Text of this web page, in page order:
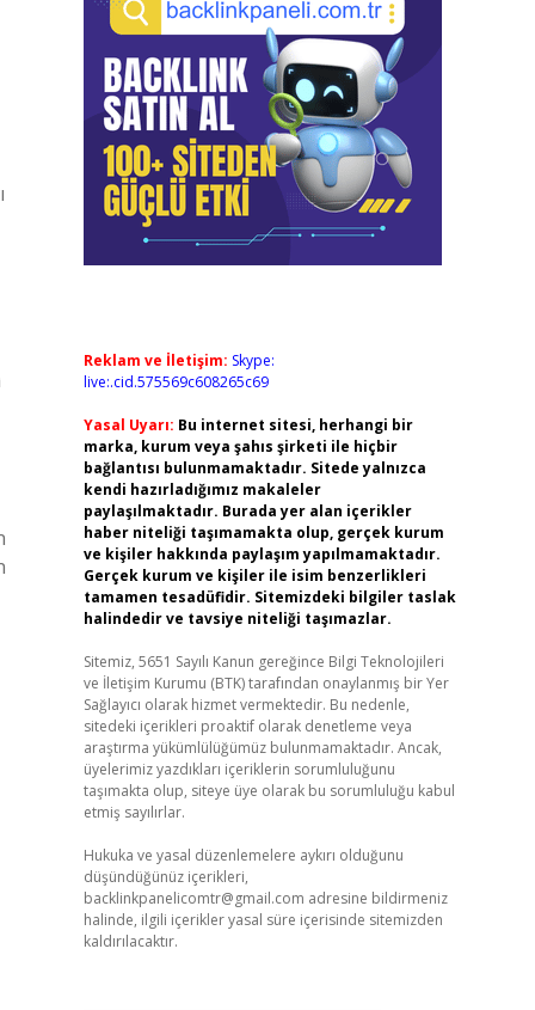
Reklam ve İletişim: Skype:
live:.cid.575569c608265c69
Yasal Uyarı: Bu internet sitesi, herhangi bir
marka, kurum veya şahıs şirketi ile hiçbir
bağlantısı bulunmamaktadır. Sitede yalnızca
kendi hazırladığımız makaleler
paylaşılmaktadır. Burada yer alan içerikler
haber niteliği taşımamakta olup, gerçek kurum
ve kişiler hakkında paylaşım yapılmamaktadır.
Gerçek kurum ve kişiler ile isim benzerlikleri
tamamen tesadüfidir. Sitemizdeki bilgiler taslak
halindedir ve tavsiye niteliği taşımazlar.
Sitemiz, 5651 Sayılı Kanun gereğince Bilgi Teknolojileri
ve İletişim Kurumu (BTK) tarafından onaylanmış bir Yer
Sağlayıcı olarak hizmet vermektedir. Bu nedenle,
sitedeki içerikleri proaktif olarak denetleme veya
araştırma yükümlülüğümüz bulunmamaktadır. Ancak,
üyelerimiz yazdıkları içeriklerin sorumluluğunu
taşımakta olup, siteye üye olarak bu sorumluluğu kabul
etmiş sayılırlar.
Hukuka ve yasal düzenlemelere aykırı olduğunu
düşündüğünüz içerikleri,
backlinkpanelicomtr@gmail.com adresine bildirmeniz
halinde, ilgili içerikler yasal süre içerisinde sitemizden
kaldırılacaktır.